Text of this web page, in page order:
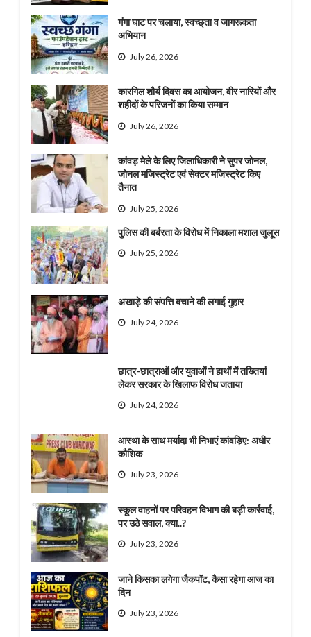
गंगा घाट पर चलाया, स्वच्छ्ता व जागरूकता
अभियान
July 26, 2026
कारगिल शौर्य दिवस का आयोजन, वीर नारियों और
शहीदों के परिजनों का किया सम्मान
July 26, 2026
कांवड़ मेले के लिए जिलाधिकारी ने सुपर जोनल,
जोनल मजिस्ट्रेट एवं सेक्टर मजिस्ट्रेट किए
तैनात
July 25, 2026
पुलिस की बर्बरता के विरोध में निकाला मशाल जुलूस
July 25, 2026
अखाड़े की संपत्ति बचाने की लगाई गुहार
July 24, 2026
छात्र-छात्राओं और युवाओं ने हाथों में तख्तियां
लेकर सरकार के खिलाफ विरोध जताया
July 24, 2026
आस्था के साथ मर्यादा भी निभाएं कांवड़िए: अधीर
कौशिक
July 23, 2026
स्कूल वाहनों पर परिवहन विभाग की बड़ी कार्रवाई,
पर उठे सवाल, क्या..?
July 23, 2026
जाने किसका लगेगा जैकपॉट, कैसा रहेगा आज का
दिन
July 23, 2026